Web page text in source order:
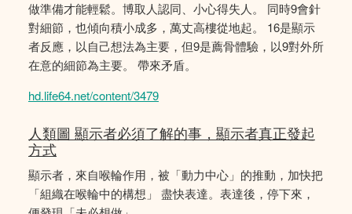
做準備才能輕鬆。博取人認同、小心得失人。 同時9會針
對細節，也傾向積小成多，萬丈高樓從地起。 16是顯示
者反應，以自己想法為主要，但9是薦骨體驗，以9對外所
在意的細節為主要。 帶來矛盾。
hd.life64.net/content/3479
人類圖 顯示者必須了解的事，顯示者真正發起
方式
顯示者，來自喉輪作用，被「動力中心」的推動，加快把
「組織在喉輪中的構想」 盡快表達。表達後，停下來，